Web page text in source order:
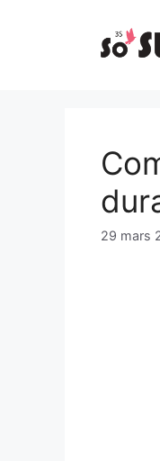
29 mars